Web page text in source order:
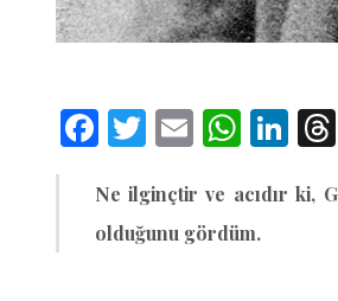
FacebookTwitterEmail WhatsApp
Ne ilginçtir ve acıdır ki,
olduğunu gördüm.